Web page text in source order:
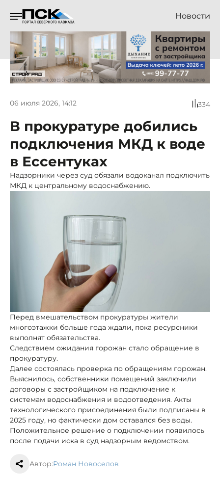
Новости
06 июля 2026, 14:12 334
В прокуратуре добились
подключения МКД к воде
в Ессентуках
Надзорники через суд обязали водоканал подключить
МКД к центральному водоснабжению.
Перед вмешательством прокуратуры жители
многоэтажки больше года ждали, пока ресурсники
выполнят обязательства.
Следствием ожидания горожан стало обращение в
прокуратуру.
Далее состоялась проверка по обращениям горожан.
Выяснилось, собственники помещений заключили
договоры с застройщиком на подключение к
системам водоснабжения и водоотведения. Акты
технологического присоединения были подписаны в
2025 году, но фактически дом оставался без воды.
Положительное решение о подключении появилось
после подачи иска в суд надзорным ведомством.
Автор:Роман Новоселов